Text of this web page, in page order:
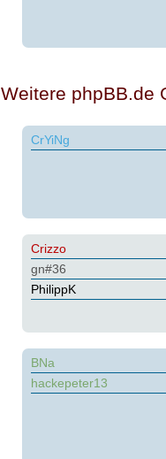
Weitere phpBB.de
CrYiNg
Crizzo
gn#36
PhilippK
BNa
hackepeter13